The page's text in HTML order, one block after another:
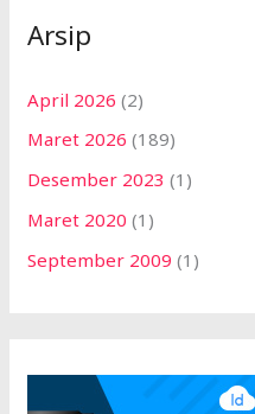
Arsip
April 2026 (2)
Maret 2026 (189)
Desember 2023 (1)
Maret 2020 (1)
September 2009 (1)